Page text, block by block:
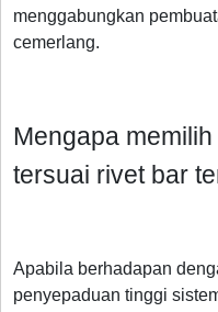
menggabungkan
cemerlang.
Mengapa
tersuai rivet bar
Apabila berhadapan
penyepaduan tinggi